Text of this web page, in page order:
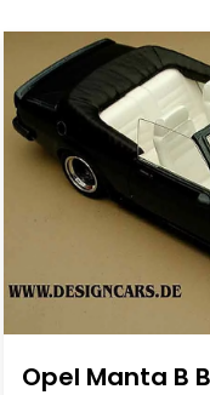
Opel Manta B